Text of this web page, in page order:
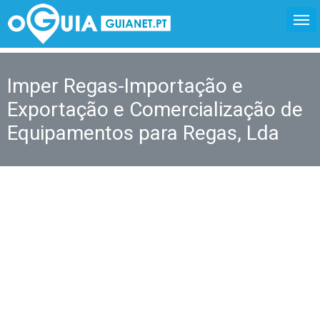
Imper Regas-Importação e
Exportação e Comercialização de
Equipamentos para Regas, Lda